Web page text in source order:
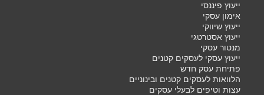
ייעוץ פיננסי
אימון עסקי
ייעוץ שיווקי
ייעוץ אסטרטגי
מנטור עסקי
ייעוץ עסקי לעסקים קטנים
פתיחת עסק חדש
הלוואות לעסקים קטנים ובינוניים
עצות וטיפים לבעלי עסקים